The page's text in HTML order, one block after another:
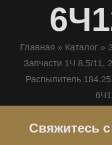
Главная » Каталог »
Запчасти 1Ч 8.5/11,
Распылитель
Свяжитесь